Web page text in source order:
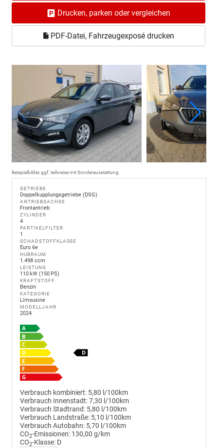
Drucken, parken oder vergleichen
PDF-Datei, Fahrzeugexposé drucken
Beispielbilder, ggf. teilweise mit Sonderausstattung
GETRIEBE
Doppelkupplungsgetriebe (DSG)
ANTRIEBSACHSE
Frontantrieb
ZYLINDER
4
PARTIKELFILTER
1
SCHADSTOFFKLASSE
Euro 6e
HUBRAUM
1.498 ccm
LEISTUNG
110 kW (150 PS)
KRAFTSTOFF
Benzin
KATEGORIE
Limousine
MODELLJAHR
2024
Verbrauch kombiniert: 5,80 l/100km
Verbrauch Innenstadt:7,30 l/100km
Verbrauch Stadtrand: 5,80 l/100km
Verbrauch Landstraße: 5,10 l/100km
Verbrauch Autobahn: 5,70 l/100km
CO2-Emissionen: 130,00 g/km
CO2-Klasse: D